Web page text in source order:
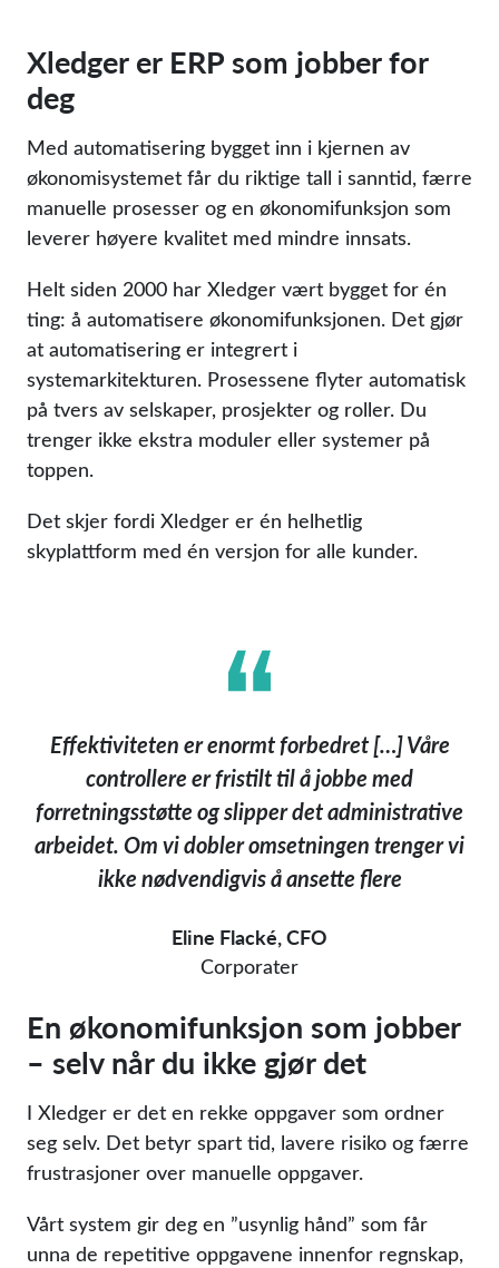
Xledger er ERP som jobber for
deg
Med automatisering bygget inn i kjernen av
økonomisystemet får du riktige tall i sanntid, færre
manuelle prosesser og en økonomifunksjon som
leverer høyere kvalitet med mindre innsats.
Helt siden 2000 har Xledger vært bygget for én
ting: å automatisere økonomifunksjonen. Det gjør
at automatisering er integrert i
systemarkitekturen. Prosessene flyter automatisk
på tvers av selskaper, prosjekter og roller. Du
trenger ikke ekstra moduler eller systemer på
toppen.
Det skjer fordi Xledger er én helhetlig
skyplattform med én versjon for alle kunder.
Effektiviteten er enormt forbedret […] Våre
controllere er fristilt til å jobbe med
forretningsstøtte og slipper det administrative
arbeidet. Om vi dobler omsetningen trenger vi
ikke nødvendigvis å ansette flere
Eline Flacké, CFO
Corporater
En økonomifunksjon som jobber
– selv når du ikke gjør det
I Xledger er det en rekke oppgaver som ordner
seg selv. Det betyr spart tid, lavere risiko og færre
frustrasjoner over manuelle oppgaver.
Vårt system gir deg en ”usynlig hånd” som får
unna de repetitive oppgavene innenfor regnskap,